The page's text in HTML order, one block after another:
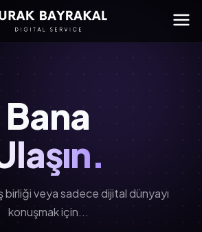
Bana
birliği veya sadece dijital dünyayı
konuşmak için...